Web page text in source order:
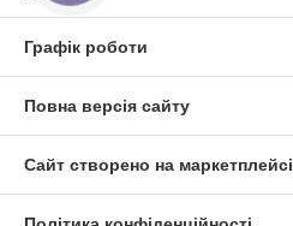
Графік роботи
Повна версія сайту
Сайт створено на маркетплейсі